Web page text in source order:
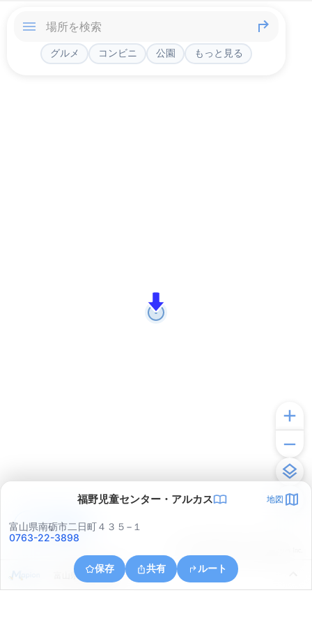
グルメ コンビニ 公園 もっと見る
福野児童センター・アルカス 地図
富山県南砺市二日町４３５−１
0763-22-3898
保存 共有 ルート
富山県南砺市梅原
アプリで見る